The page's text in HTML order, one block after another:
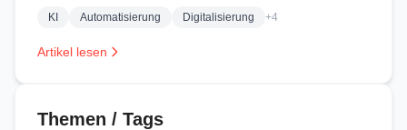
Themen / Tags
KI Automatisierung Digitalisierung +4
Artikel lesen